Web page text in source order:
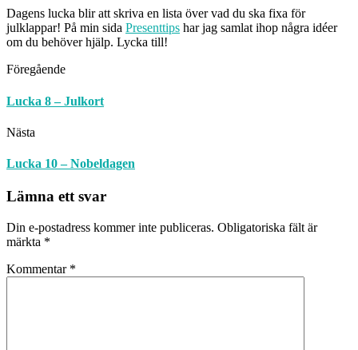
Dagens lucka blir att skriva en lista över vad du ska fixa för
julklappar! På min sida Presenttips har jag samlat ihop några idéer
om du behöver hjälp. Lycka till!
Föregående
Lucka 8 – Julkort
Nästa
Lucka 10 – Nobeldagen
Lämna ett svar
Din e-postadress kommer inte publiceras. Obligatoriska fält är
märkta *
Kommentar *